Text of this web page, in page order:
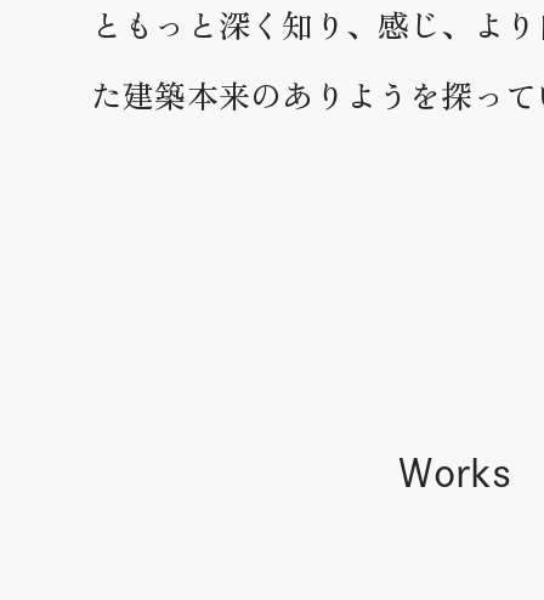
ともっと深く知り、感じ、よ
た建築本来のありようを探っ
Works